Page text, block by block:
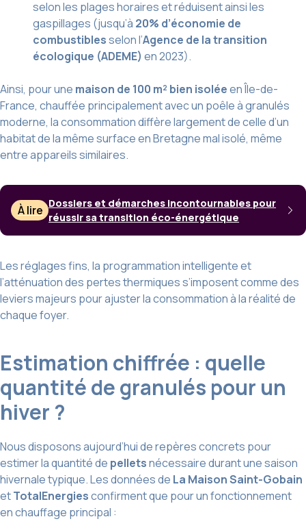
selon les plages horaires et réduisent ainsi les
gaspillages (jusqu’à 20% d’économie de
combustiblesselon l’Agence de la transition
écologique (ADEME) en 2023).
Ainsi, pour une maison de 100 m² bien isoléeen Île-de-
France, chauffée principalement avec un poêle à granulés
moderne, la consommation diffère largement de celle d’un
habitat de la même surface en Bretagne mal isolé, même
entre appareils similaires.
À lire Dossiers et démarches incontournables pour
réussir sa transition éco-énergétique
Les réglages fins, la programmation intelligente et
l’atténuation des pertes thermiques s’imposent comme des
leviers majeurs pour ajuster la consommation à la réalité de
chaque foyer.
Estimation chiffrée : quelle
quantité de granulés pour un
hiver ?
Nous disposons aujourd’hui de repères concrets pour
estimer la quantité de pelletsnécessaire durant une saison
hivernale typique. Les données de La Maison Saint-Gobain
etTotalEnergiesconfirment que pour un fonctionnement
en chauffage principal :